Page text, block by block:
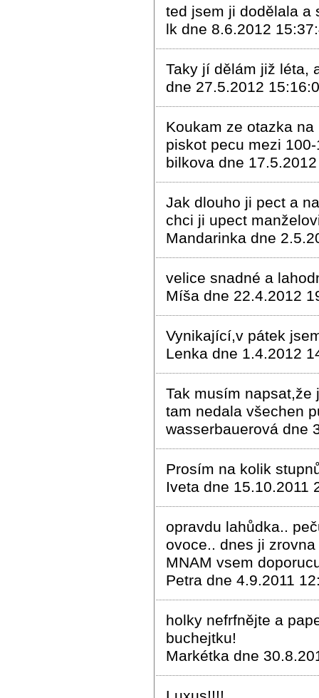
ted jsem ji dodělala a
lk dne 8.6.2012
Taky jí dělám již léta,
dne 27.5.2012
Koukam ze otazka
piskot pecu mezi
bilkova dne
Jak dlouho ji pect a
chci ji upect
Mandarinka dne
velice snadné a
Míša dne 22.4.2012
Vynikající,v pátek
Lenka dne 1.4.2012
Tak musím
tam nedala všechen
wasserbauerová dne
Prosím na kolik
Iveta dne 15.10.2011
opravdu lahůdka..
ovoce.. dnes ji
MNAM vsem
Petra dne 4.9.2011
holky nefrfnějte a
buchejtku!
Markétka dne